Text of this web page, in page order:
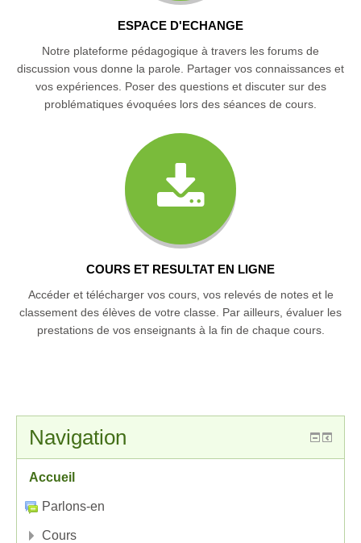
ESPACE D'ECHANGE
Notre plateforme pédagogique à travers les forums de
discussion vous donne la parole. Partager vos connaissances et
vos expériences. Poser des questions et discuter sur des
problématiques évoquées lors des séances de cours.
COURS ET RESULTAT EN LIGNE
Accéder et télécharger vos cours, vos relevés de notes et le
classement des élèves de votre classe. Par ailleurs, évaluer les
prestations de vos enseignants à la fin de chaque cours.
Navigation
Accueil
Parlons-en
Cours